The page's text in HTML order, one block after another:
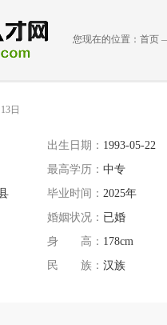
您现在的位置： 首页
日
出生日期： 1993-05-22
最高学历： 中专
毕业时间： 2025年
婚姻状况： 已婚
身 高： 178cm
民 族： 汉族